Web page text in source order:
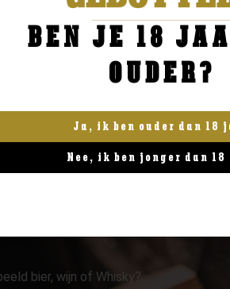
BESTELLEN
bier, wijn of Whisky?
BEN JE 18
OUDER?
Ja, ik ben ouder dan 18
Nee, ik ben jonger dan